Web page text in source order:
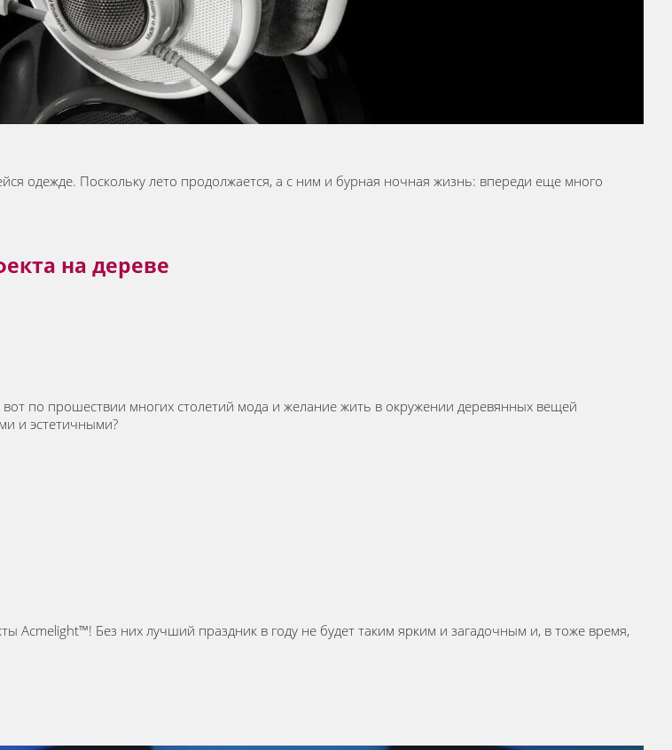
одежде. Поскольку лето продолжается, а с ним и бурная ночная жизнь: впереди еще много
на дереве
по прошествии многих столетий мода и желание жить в окружении деревянных вещей
и эстетичными?
Acmelight™! Без них лучший праздник в году не будет таким ярким и загадочным и, в тоже время,